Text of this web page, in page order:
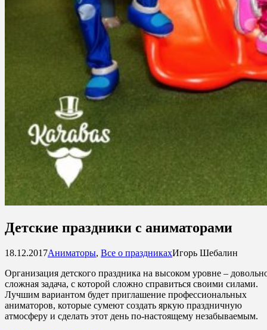
Детские праздники с аниматорами
18.12.2017Аниматоры, Все о праздникахИгорь Шебалин
Организация детского праздника на высоком уровне –
сложная задача, с которой сложно справиться своими силами.
Лучшим вариантом будет приглашение профессиональных
аниматоров, которые сумеют создать яркую праздничную
атмосферу и сделать этот день по-настоящему незабываемым.